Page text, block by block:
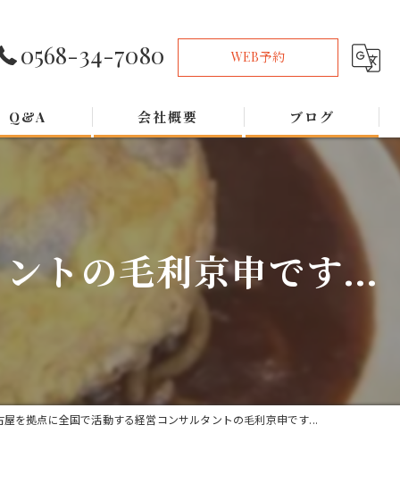
0568-34-7080 WEB予約
Q&A 会社概要 ブログ
トの毛利京申です...
屋を拠点に全国で活動する経営コンサルタントの毛利京申です...